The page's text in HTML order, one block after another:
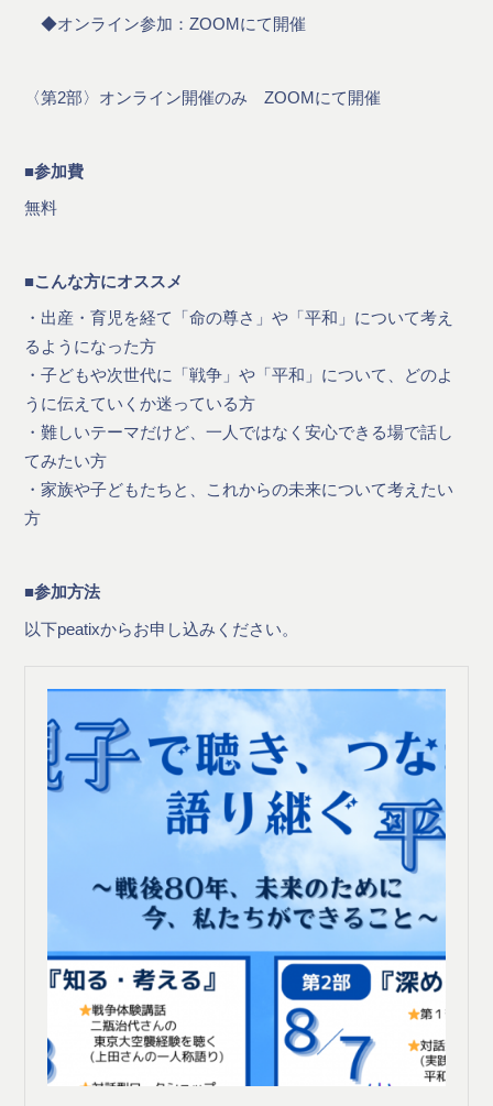
◆オンライン参加：ZOOMにて開催
〈第2部〉オンライン開催のみ ZOOMにて開催
■参加費
無料
■こんな方にオススメ
・出産・育児を経て「命の尊さ」や「平和」について考え
るようになった方
・子どもや次世代に「戦争」や「平和」について、どのよ
うに伝えていくか迷っている方
・難しいテーマだけど、一人ではなく安心できる場で話し
てみたい方
・家族や子どもたちと、これからの未来について考えたい
方
■参加方法
以下peatixからお申し込みください。